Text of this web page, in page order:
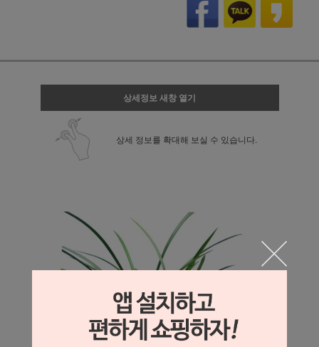
상세정보 새창 열기
상세 정보를 확대해 보실 수 있습니다.